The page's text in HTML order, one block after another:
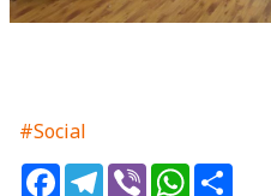
#Social
FacebookTelegram
ViberWhatsApp